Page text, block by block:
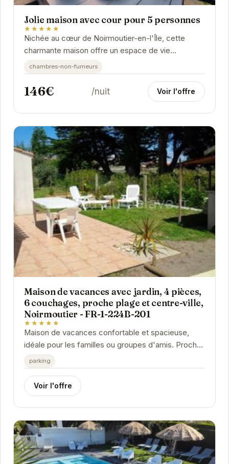
Jolie maison avec cour pour 5 personnes
★★★★★
Nichée au cœur de Noirmoutier-en-l'Île, cette
charmante maison offre un espace de vie
confortable et convivial pour des vacances
inoubliables....
chambres-non-fumeurs
146€ /nuit Voir l'offre
Maison de vacances avec jardin, 4 pièces,
6 couchages, proche plage et centre-ville,
Noirmoutier - FR-1-224B-201
★★★★★
Maison de vacances confortable et spacieuse,
idéale pour les familles ou groupes d'amis. Proche
de la plage et du centre-ville, elle offre un accès...
parking
Voir l'offre